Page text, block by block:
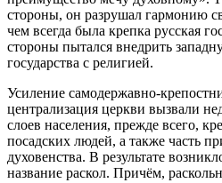
стороны, он разрушал гармонию
чем всегда была крепка русская
стороны пытался внедрить
государства с религией.
Усиление самодержавно-
централизация церкви вызвали
слоев населения, прежде всего,
посадских людей, а также часть
духовенства. В результате
название раскол. Причём,